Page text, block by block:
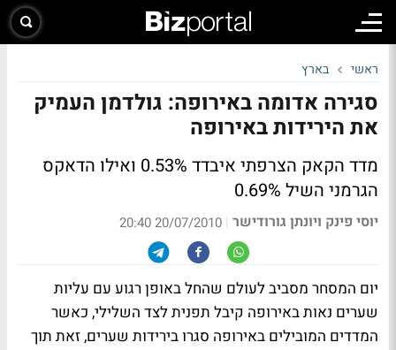
ראשי בארץ
סגירה אדומה באירופה: גולדמן העמיק
את הירידות באירופה
מדד הקאק הצרפתי איבדד 0.53% ואילו הדאקס
הגרמני השיל 0.69%
יוסי פינק ויונתן גורודישר |
20/07/2010 20:40
יום המסחר מסביב לעולם שהחל באופן רגוע עם עליות
שערים נאות באירופה קיבל תפנית לצד השלילי, כאשר
המדדים המובילים באירופה סגרו בירידות שערים, זאת תוך